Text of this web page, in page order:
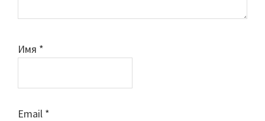
Имя *
Email *